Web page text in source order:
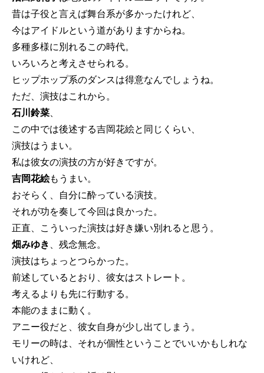
昔は子役と言えば舞台系が多かったけれど、
今はアイドルという道がありますからね。
多種多様に別れるこの時代。
いろいろと考えさせられる。
ヒップホップ系のダンスは得意なんでしょうね。
ただ、演技はこれから。
石川鈴菜
この中では後述する吉岡花絵と同じくらい、
演技はうまい。
私は彼女の演技の方が好きですが。
吉岡花絵もうまい。
おそらく、自分に酔っている演技。
それが功を奏して今回は良かった。
正直、こういった演技は好き嫌い別れると思う。
畑みゆき
、残念無念。
演技はちょっとつらかった。
前述しているとおり、彼女はストレート。
考えるよりも先に行動する。
本能のままに動く。
アニー役だと、彼女自身が少し出てしまう。
モリーの時は、それが個性ということでいいかもしれな
いけれど、